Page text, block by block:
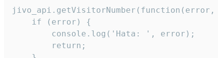
jivo_api.getVisitorNumber(function(error,
    if (error) {
        console.log('Hata: ', error);
        return;